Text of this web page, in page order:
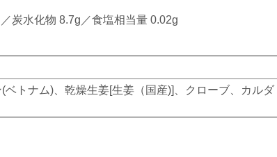
炭水化物 8.7g／食塩相当量 0.02g
トナム)、乾燥生姜[生姜（国産)]、クローブ、カルダ